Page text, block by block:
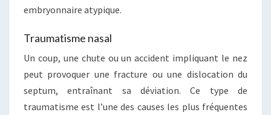
embryonnaire atypique.
Traumatisme nasal
Un coup, une chute ou un accident impliquant le nez
peut provoquer une fracture ou une dislocation du
septum, entraînant sa déviation. Ce type de
traumatisme est l’une des causes les plus fréquentes